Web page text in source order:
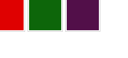
en tissu africain "Larme de wax"